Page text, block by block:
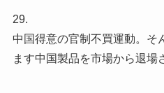
29.
中国得意の官制不買運動。そ
ます中国製品を市場から退場